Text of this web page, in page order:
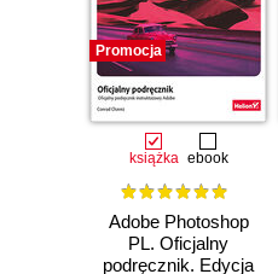
Promocja
książka ebook
Adobe Photoshop
PL. Oficjalny
podręcznik. Edycja